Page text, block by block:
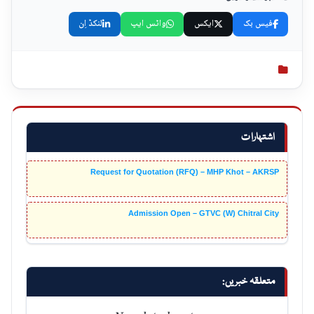
اشتہارات
Request for Quotation (RFQ) – MHP Khot – AKRSP
Admission Open – GTVC (W) Chitral City
متعلقہ خبریں:
فیس بک ایکس واٹس ایپ لنکڈ اِن